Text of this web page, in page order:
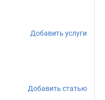
Добавить услуги
Добавить статью